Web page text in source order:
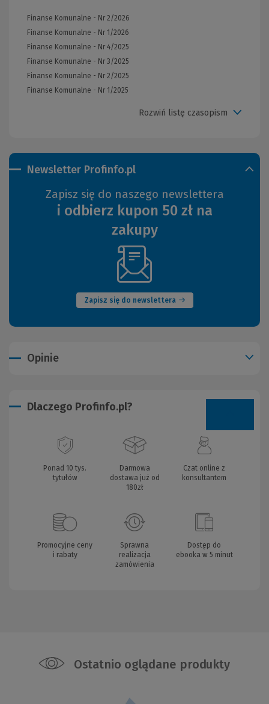
Newsletter Profinfo.pl
Zapisz się do naszego newslettera
i odbierz kupon 50 zł na
zakupy
Zapisz się do newslettera
(Nowe
okno)
Finanse Komunalne - Nr 2/2026
Finanse Komunalne - Nr 1/2026
Finanse Komunalne - Nr 4/2025
Finanse Komunalne - Nr 3/2025
Finanse Komunalne - Nr 2/2025
Finanse Komunalne - Nr 1/2025
Rozwiń listę czasopism
Opinie
Dlaczego Profinfo.pl?
Ponad 10 tys.
tytułów
Darmowa
dostawa już od
180zł
Czat online z
konsultantem
Promocyjne ceny
i rabaty
Sprawna
realizacja
zamówienia
Dostęp do
ebooka w 5 minut
Ostatnio oglądane produkty